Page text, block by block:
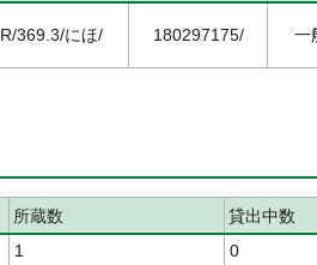
R/369.3/にほ/ 180297175/ 一
所蔵数
貸出中数
1 0